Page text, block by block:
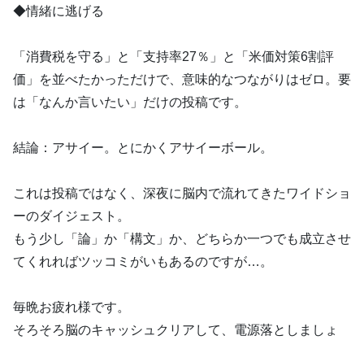
◆情緒に逃げる
「消費税を守る」と「支持率27％」と「米価対策6割評
価」を並べたかっただけで、意味的なつながりはゼロ。要
は「なんか言いたい」だけの投稿です。
結論：アサイー。とにかくアサイーボール。
これは投稿ではなく、深夜に脳内で流れてきたワイドショ
ーのダイジェスト。
もう少し「論」か「構文」か、どちらか一つでも成立させ
てくれればツッコミがいもあるのですが…。
毎晩お疲れ様です。
そろそろ脳のキャッシュクリアして、電源落としましょ